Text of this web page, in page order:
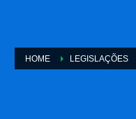
HOME LEGISLAÇÕES